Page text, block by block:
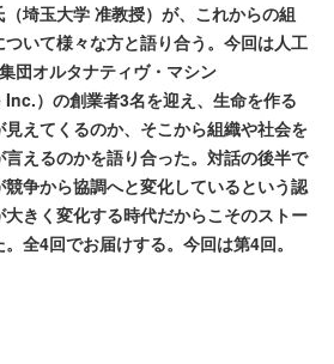
埼玉大学 准教授）が、これからの組
いて様々な方と語り合う。今回は人工
団オルタナティヴ・マシン
）の創業者3名を迎え、生命を作る
えてくるのか、そこから組織や社会を
えるのかを語り合った。対話の後半で
争から協調へと変化しているという認
きく変化する時代だからこそのストー
全4回でお届けする。今回は第4回。